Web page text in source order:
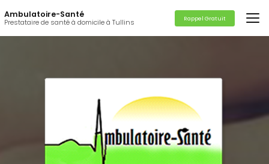
au
contenu
principal
Ambulatoire-Santé
Prestataire de santé à domicile à Tullins Rappel Gratuit